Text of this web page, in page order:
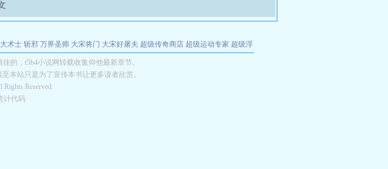
术士 斩邪 万界圣师 大宋将门 大宋好屠夫 超级传奇商店 超级运动专家 超级浮
亨 原始大厨王 怪物聊天群 某美漫的特工
的，t5b4小说网转载收集仰他最新章节。
本站只是为了宣传本书让更多读者欣赏。
Reserved.
计代码